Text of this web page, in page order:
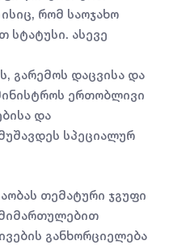
რომ საოჯახო
სტატუსი. ასევე
გარემოს დაცვისა და
ერთობლივი
და
სპეციალურ
თემატური ჯგუფი
განხორციელება